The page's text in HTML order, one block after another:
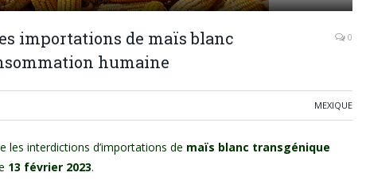
importations de maïs blanc
humaine
0
MEXIQUE
les interdictions d’importations de maïs blanc transgénique
13 février 2023.